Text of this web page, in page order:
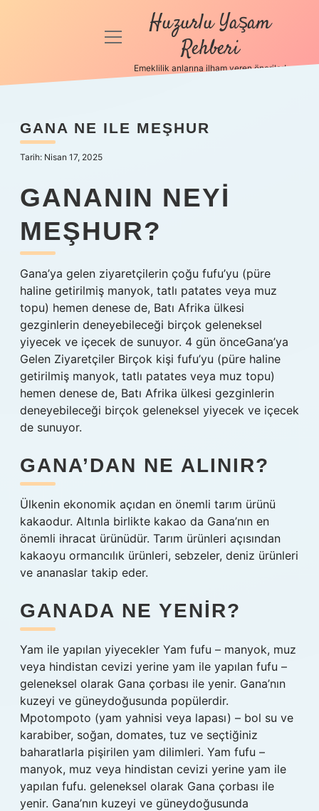
Anasayfa
Politikası
Yasal Uyarı
Hakkımızda
menüyü
Huzurlu Yaşam
Rehberi
Emeklilik anlarına ilham veren öneriler!
GANA NE ILE MEŞHUR
Tarih: Nisan 17, 2025
GANANIN NEYI
MEŞHUR?
Gana’ya gelen ziyaretçilerin çoğu fufu’yu (püre
haline getirilmiş manyok, tatlı patates veya muz
topu) hemen denese de, Batı Afrika ülkesi
gezginlerin deneyebileceği birçok geleneksel
yiyecek ve içecek de sunuyor. 4 gün önceGana’ya
Gelen Ziyaretçiler Birçok kişi fufu’yu (püre haline
getirilmiş manyok, tatlı patates veya muz topu)
hemen denese de, Batı Afrika ülkesi gezginlerin
deneyebileceği birçok geleneksel yiyecek ve içecek
de sunuyor.
GANA’DAN NE ALINIR?
Ülkenin ekonomik açıdan en önemli tarım ürünü
kakaodur. Altınla birlikte kakao da Gana’nın en
önemli ihracat ürünüdür. Tarım ürünleri açısından
kakaoyu ormancılık ürünleri, sebzeler, deniz ürünleri
ve ananaslar takip eder.
GANADA NE YENIR?
Yam ile yapılan yiyecekler Yam fufu – manyok, muz
veya hindistan cevizi yerine yam ile yapılan fufu –
geleneksel olarak Gana çorbası ile yenir. Gana’nın
kuzeyi ve güneydoğusunda popülerdir.
Mpotompoto (yam yahnisi veya lapası) – bol su ve
karabiber, soğan, domates, tuz ve seçtiğiniz
baharatlarla pişirilen yam dilimleri. Yam fufu –
manyok, muz veya hindistan cevizi yerine yam ile
yapılan fufu. geleneksel olarak Gana çorbası ile
yenir. Gana’nın kuzeyi ve güneydoğusunda